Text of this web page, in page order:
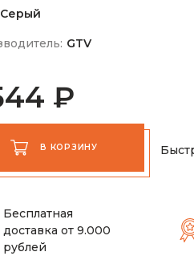
Серый
GTV
₽
В КОРЗИНУ
Бесплатная
доставка от 9.000
рублей